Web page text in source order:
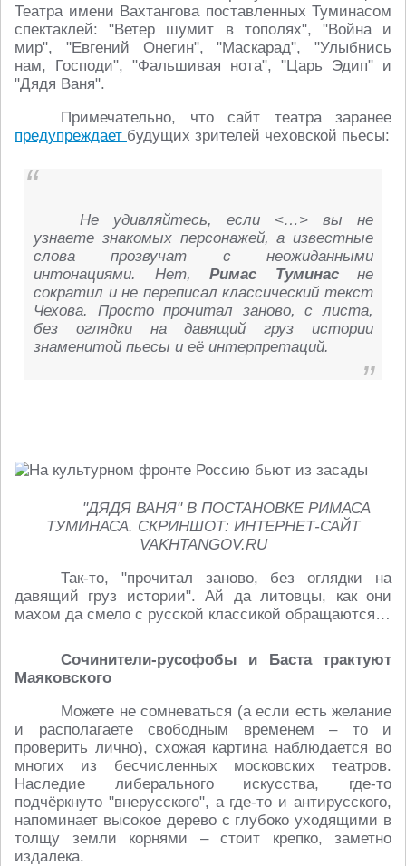
Театра имени Вахтангова поставленных Туминасом
спектаклей: "Ветер шумит в тополях", "Война и
мир", "Евгений Онегин", "Маскарад", "Улыбнись
нам, Господи", "Фальшивая нота", "Царь Эдип" и
"Дядя Ваня".
Примечательно, что сайт театра заранее
предупреждает будущих зрителей чеховской пьесы:
Не удивляйтесь, если <…> вы не
узнаете знакомых персонажей, а известные
слова прозвучат с неожиданными
интонациями. Нет, Римас Туминасне
сократил и не переписал классический текст
Чехова. Просто прочитал заново, с листа,
без оглядки на давящий груз истории
знаменитой пьесы и её интерпретаций.
"ДЯДЯ ВАНЯ" В ПОСТАНОВКЕ РИМАСА
ТУМИНАСА. СКРИНШОТ: ИНТЕРНЕТ-САЙТ
VAKHTANGOV.RU
Так-то, "прочитал заново, без оглядки на
давящий груз истории". Ай да литовцы, как они
махом да смело с русской классикой обращаются…
Сочинители-русофобы и Баста трактуют
Маяковского
Можете не сомневаться (а если есть желание
и располагаете свободным временем – то и
проверить лично), схожая картина наблюдается во
многих из бесчисленных московских театров.
Наследие либерального искусства, где-то
подчёркнуто "внерусского", а где-то и антирусского,
напоминает высокое дерево с глубоко уходящими в
толщу земли корнями – стоит крепко, заметно
издалека.